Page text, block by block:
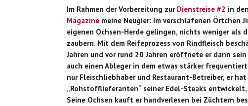
Im Rahmen der Vorbereitung zur Dienstreise #2 in
Magazine meine Neugier: Im verschlafenen Örtchen
eigenen Ochsen-Herde gelingen, nichts weniger als
zaubern. Mit dem Reifeprozess von Rindfleisch
Jahren und vor rund 20 Jahren eröffnete er dann
auch einen Ableger in dem etwas stärker
nur Fleischliebhaber und Restaurant-Betreiber, er
„Rohstofflieferanten“ seiner Edel-Steaks
Seine Ochsen kauft er handverlesen bei Züchtern